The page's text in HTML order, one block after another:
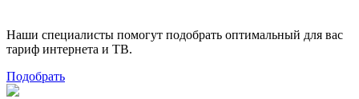
Наши специалисты помогут подобрать оптимальный для вас
тариф интернета и ТВ.
Подобрать